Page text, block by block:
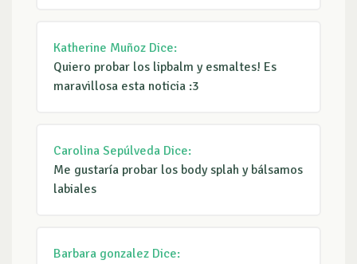
Katherine Muñoz Dice:
Quiero probar los lipbalm y esmaltes! Es
maravillosa esta noticia :3
Carolina Sepúlveda Dice:
Me gustaría probar los body splah y bálsamos
labiales
Barbara gonzalez Dice: